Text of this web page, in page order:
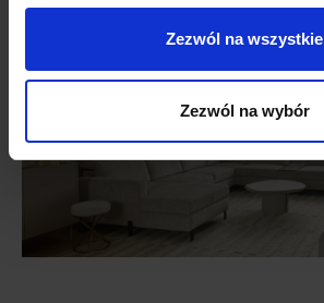
Zezwól na wszystkie
Zezwól na wybór